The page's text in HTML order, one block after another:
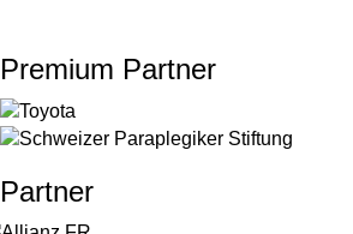
Premium Partner
Partner